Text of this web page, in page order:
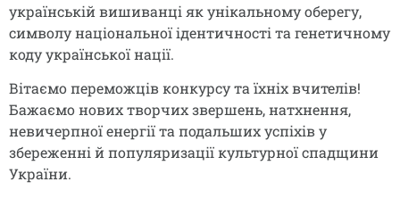
українській вишиванці як унікальному оберегу,
символу національної ідентичності та генетичному
коду української нації.
Вітаємо переможців конкурсу та їхніх вчителів!
Бажаємо нових творчих звершень, натхнення,
невичерпної енергії та подальших успіхів у
збереженні й популяризації культурної спадщини
України.